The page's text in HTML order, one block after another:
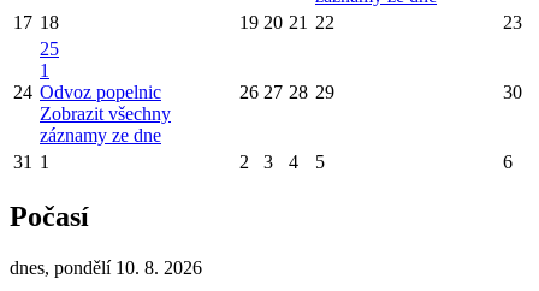
17 18 19 20 21 22 23
24
25
1
Odvoz popelnic
Zobrazit všechny
záznamy ze dne
26 27 28 29 30
31 1 2 3 4 5 6
Počasí
dnes, pondělí 10. 8. 2026